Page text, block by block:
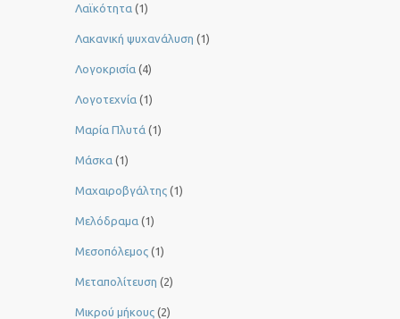
Λαϊκότητα (1)
Λακανική ψυχανάλυση (1)
Λογοκρισία (4)
Λογοτεχνία (1)
Μαρία Πλυτά (1)
Μάσκα (1)
Μαχαιροβγάλτης (1)
Μελόδραμα (1)
Μεσοπόλεμος (1)
Μεταπολίτευση (2)
Μικρού μήκους (2)